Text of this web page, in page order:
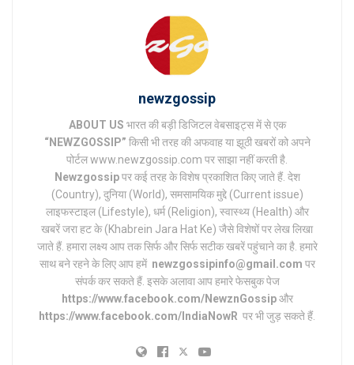
newzgossip
ABOUT US भारत की बड़ी डिजिटल वेबसाइट्स में से एक
“NEWZGOSSIP” किसी भी तरह की अफवाह या झूठी खबरों को अपने
पोर्टल www.newzgossip.com पर साझा नहीं करती है.
Newzgossipपर कई तरह के विशेष प्रकाशित किए जाते हैं. देश
(Country), दुनिया (World), समसामयिक मुद्दे (Current issue)
लाइफस्टाइल (Lifestyle), धर्म (Religion), स्वास्थ्य (Health) और
खबरें जरा हट के (Khabrein Jara Hat Ke) जैसे विशेषों पर लेख लिखा
जाते हैं. हमारा लक्ष्य आप तक सिर्फ और सिर्फ सटीक खबरें पहुंचाने का है. हमारे
साथ बने रहने के लिए आप हमें newzgossipinfo@gmail.com पर
संपर्क कर सकते हैं. इसके अलावा आप हमारे फेसबुक पेज
https://www.facebook.com/NewznGossipऔर
https://www.facebook.com/IndiaNowR पर भी जुड़ सकते हैं.